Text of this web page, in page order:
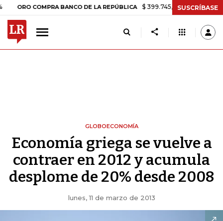
COMPRA BANCO DE LA REPÚBLICA $ 399.745,16 +$ 2.295,71 +0,58%
SUSCRÍBASE
GLOBOECONOMÍA
Economía griega se vuelve a
contraer en 2012 y acumula
desplome de 20% desde 2008
lunes, 11 de marzo de 2013